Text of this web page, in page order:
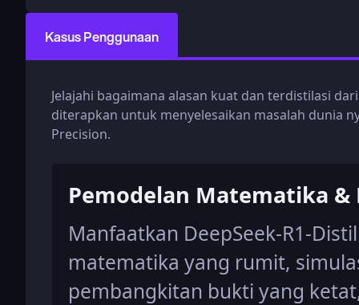
Kasus Penggunaan
Jelajahi bagaimana alasan kuat dan terdistilasi
diterapkan untuk menyelesaikan masalah dunia
Precision.
Pemodelan Matematika &
Manfaatkan DeepSeek-R1-
matematika yang rumit,
pembangkitan bukti yang